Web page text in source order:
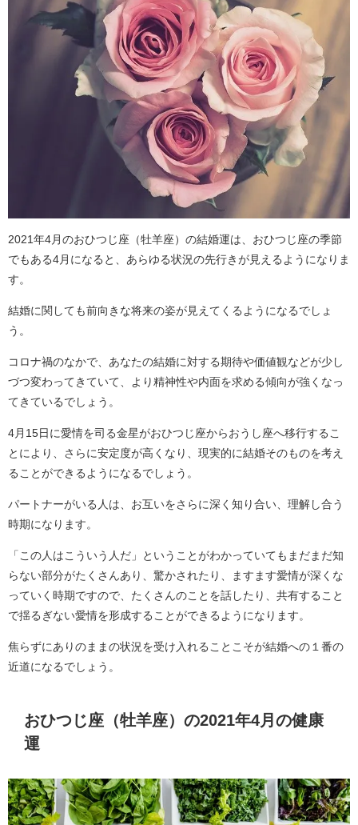
2021年4月のおひつじ座（牡羊座）の結婚運は、おひつじ座の季節
でもある4月になると、あらゆる状況の先行きが見えるようになりま
す。
結婚に関しても前向きな将来の姿が見えてくるようになるでしょ
う。
コロナ禍のなかで、あなたの結婚に対する期待や価値観などが少し
づつ変わってきていて、より精神性や内面を求める傾向が強くなっ
てきているでしょう。
4月15日に愛情を司る金星がおひつじ座からおうし座へ移行するこ
とにより、さらに安定度が高くなり、現実的に結婚そのものを考え
ることができるようになるでしょう。
パートナーがいる人は、お互いをさらに深く知り合い、理解し合う
時期になります。
「この人はこういう人だ」ということがわかっていてもまだまだ知
らない部分がたくさんあり、驚かされたり、ますます愛情が深くな
っていく時期ですので、たくさんのことを話したり、共有すること
で揺るぎない愛情を形成することができるようになります。
焦らずにありのままの状況を受け入れることこそが結婚への１番の
近道になるでしょう。
おひつじ座（牡羊座）の2021年4月の健康
運